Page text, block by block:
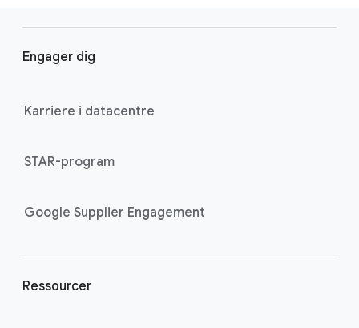
Engager dig
Karriere i datacentre
STAR-program
Google Supplier Engagement
Ressourcer